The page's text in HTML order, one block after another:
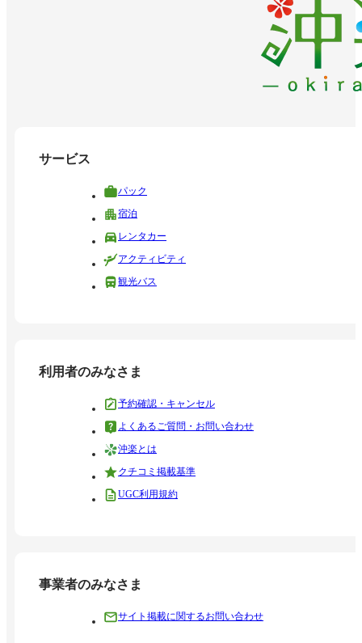
サービス
パック
宿泊
レンタカー
アクティビティ
観光バス
利用者のみなさま
予約確認・キャンセル
よくあるご質問・お問い合わせ
沖楽とは
クチコミ掲載基準
UGC利用規約
事業者のみなさま
サイト掲載に関するお問い合わせ